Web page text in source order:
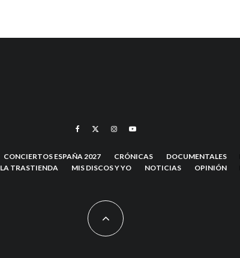
CONCIERTOS ESPAÑA 2027 CRÓNICAS DOCUMENTALES
LA TRASTIENDA MIS DISCOS Y YO NOTICIAS OPINIÓN